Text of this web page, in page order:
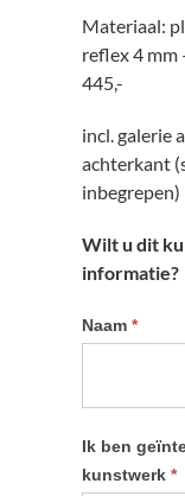
Materiaal:
reflex 4 mm
445,-
incl. galerie
achterkant
inbegrepen)
Wilt u dit
informatie?
Informatie
Naam *
Ik ben
kunstwerk *